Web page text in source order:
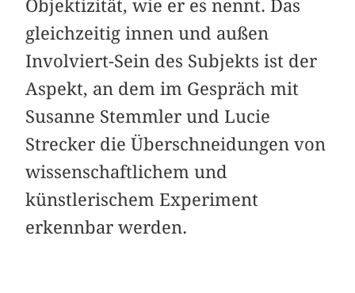
Objektizität, wie er es nennt. Das
gleichzeitig innen und außen
Involviert-Sein des Subjekts ist der
Aspekt, an dem im Gespräch mit
Susanne Stemmler und Lucie
Strecker die Überschneidungen von
wissenschaftlichem und
künstlerischem Experiment
erkennbar werden.